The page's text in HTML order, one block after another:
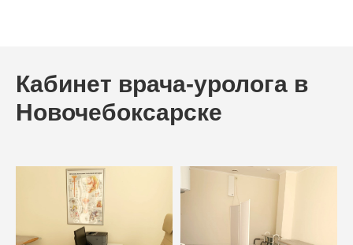
Кабинет врача-уролога в
Новочебоксарске